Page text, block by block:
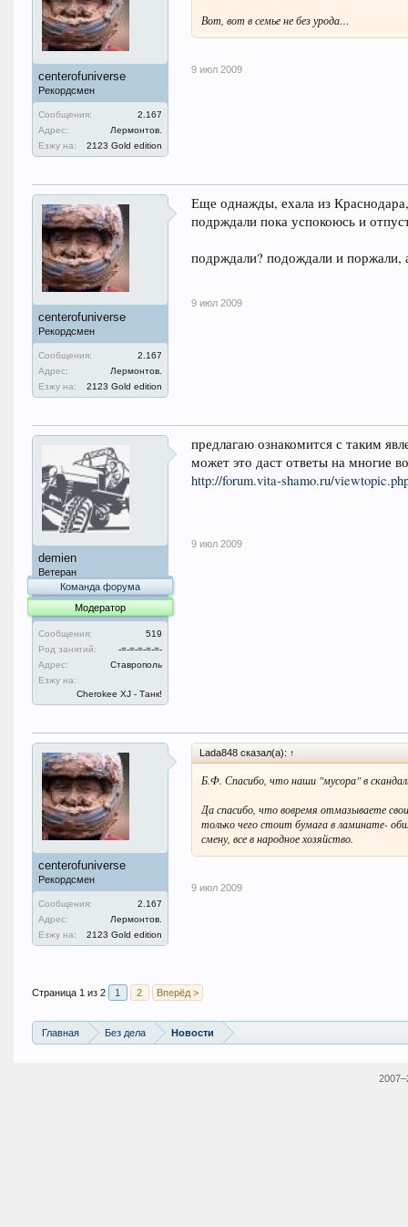
centerofuniverse
Рекордсмен
Сообщения:
2.167
Адрес:
Лермонтов.
Езжу на:
2123 Gold edition
Вот, вот в семье не без урода…
9 июл 2009
centerofuniverse
Рекордсмен
Сообщения:
2.167
Адрес:
Лермонтов.
Езжу на:
2123 Gold edition
Еще однажды, ехала из
подрждали пока успокоюсь и
подрждали? подождали и поржали,
9 июл 2009
demien
Ветеран
Команда форума
Модератор
Сообщения:
519
Род занятий:
-=-=-=-=-=-
Адрес:
Ставрополь
Езжу на:
Cherokee XJ - Танк!
предлагаю ознакомится с таким
может это даст ответы на многие
http://forum.vita-shamo.ru/
9 июл 2009
centerofuniverse
Рекордсмен
Сообщения:
2.167
Адрес:
Лермонтов.
Езжу на:
2123 Gold edition
Lada848 сказал(а): ↑
Б.Ф. Спасибо, что наши "мусора" в
Да спасибо, что вовремя отмазываете
только чего стоит бумага в ламинате-
смену, все в народное хозяйство.
9 июл 2009
Страница 1 из 2 1 2 Вперёд >
Главная Без дела Новости
2007–